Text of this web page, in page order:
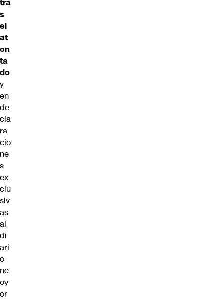
tra
s
el
at
en
ta
do
y
en
de
cla
ra
cio
ne
s
ex
clu
siv
as
al
di
ari
o
ne
oy
or